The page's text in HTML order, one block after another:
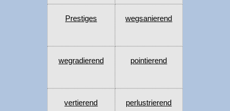
Prestiges wegsanierend
wegradierend pointierend
vertierend perlustrierend